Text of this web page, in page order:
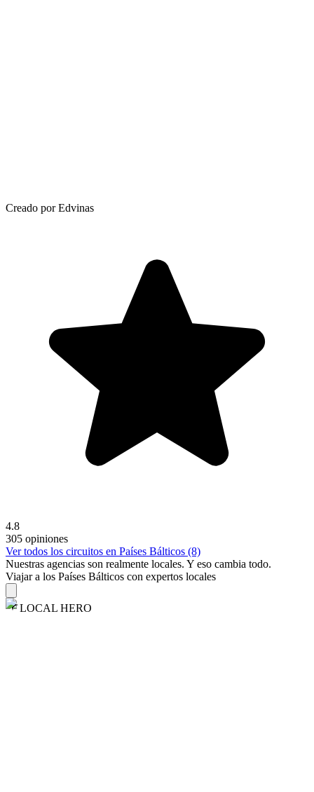
Creado por Edvinas
4.8
305 opiniones
Ver todos los circuitos en Países Bálticos (8)
Nuestras agencias son realmente locales. Y eso cambia todo.
Viajar a los Países Bálticos con expertos locales
LOCAL HERO